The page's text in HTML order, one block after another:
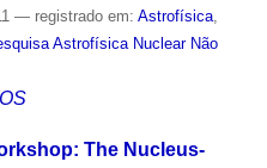
— registrado em: Astrofísica,
Astrofísica Nuclear Não
The Nucleus-